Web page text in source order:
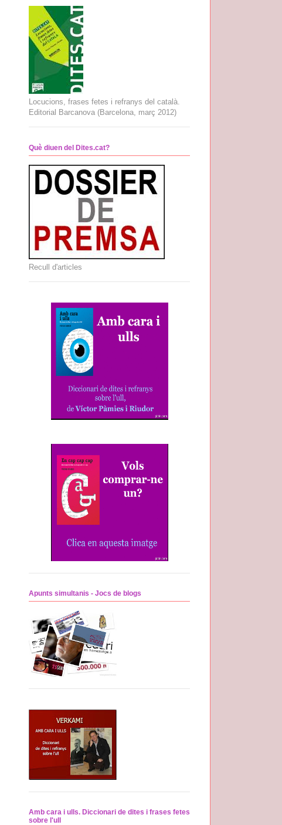
Locucions, frases fetes i refranys del català.
Editorial Barcanova (Barcelona, març 2012)
Què diuen del Dites.cat?
Recull d'articles
Apunts simultanis - Jocs de blogs
Amb cara i ulls. Diccionari de dites i frases fetes
sobre l'ull